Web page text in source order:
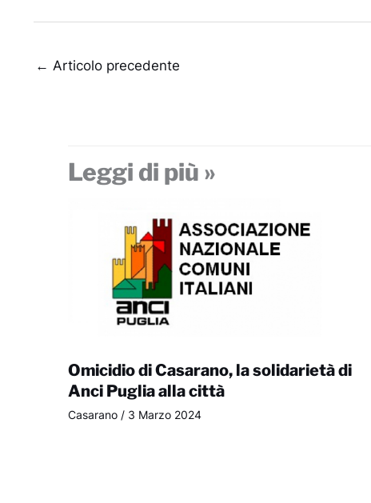
← Articolo precedente
Leggi di più »
Omicidio di Casarano, la solidarietà di
Anci Puglia alla città
Casarano/ 3 Marzo 2024